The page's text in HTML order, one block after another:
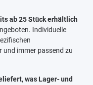
ab 25 Stück erhältlich
Individuelle
und immer passend zu
was Lager- und